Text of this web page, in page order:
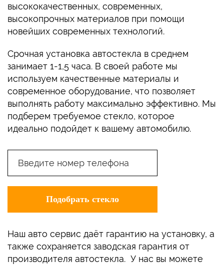
высококачественных, современных,
высокопрочных материалов при помощи
новейших современных технологий.
Срочная установка автостекла в среднем
занимает 1-1,5 часа. В своей работе мы
используем качественные материалы и
современное оборудование, что позволяет
выполнять работу максимально эффективно. Мы
подберем требуемое стекло, которое
идеально подойдет к вашему автомобилю.
Наш авто сервис даёт гарантию на установку, а
также сохраняется заводская гарантия от
производителя автостекла. У нас вы можете